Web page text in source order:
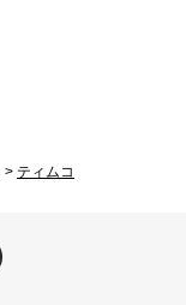
> ティムコ